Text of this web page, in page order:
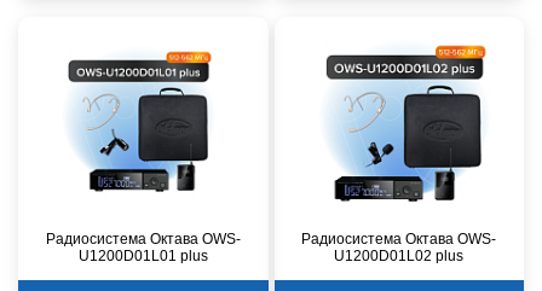
Радиосистема Октава OWS-
U1200D01L01 plus
Радиосистема Октава OWS-
U1200D01L02 plus